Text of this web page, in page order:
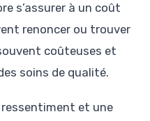
s’assurer à un coût
renoncer ou trouver
coûteuses et
soins de qualité.
et une